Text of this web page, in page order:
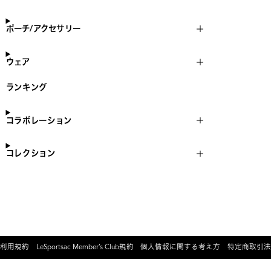
ポーチ/アクセサリー
ウェア
ランキング
コラボレーション
コレクション
利用規約 LeSportsac Member’s Club規約 個人情報に関する考え方 特定商取引